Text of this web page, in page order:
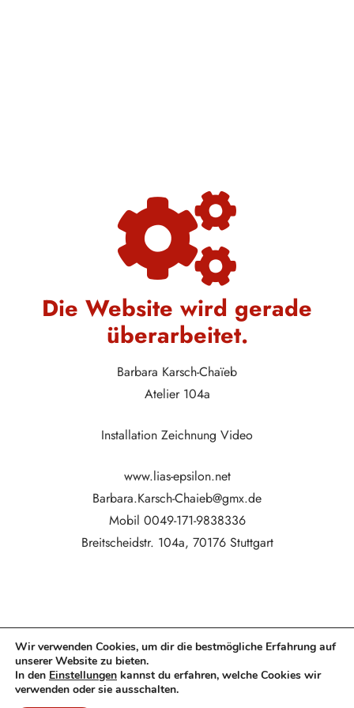
Die Website wird gerade
überarbeitet.
Barbara Karsch-Chaïeb
Atelier 104a
Installation Zeichnung Video
www.lias-epsilon.net
Barbara.Karsch-Chaieb@gmx.de
Mobil 0049-171-9838336
Breitscheidstr. 104a, 70176 Stuttgart
Wir verwenden Cookies, um dir die bestmögliche Erfahrung auf
unserer Website zu bieten.
In den Einstellungen kannst du erfahren, welche Cookies wir
verwenden oder sie ausschalten.